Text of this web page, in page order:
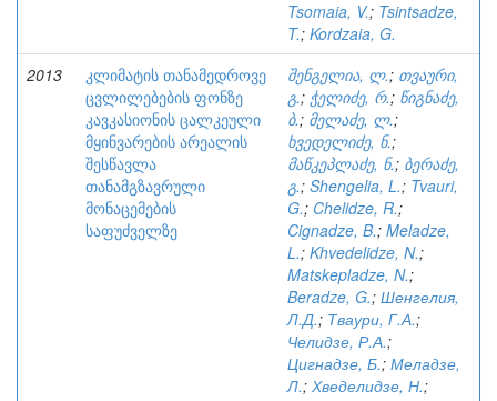
Tsomaia, V.; Tsintsadze,
T.; Kordzaia, G.
2013
კლიმატის თანამედროვე
ცვლილებების ფონზე
კავკასიონის ცალკეული
მყინვარების არეალის
შესწავლა
თანამგზავრული
მონაცემების
საფუძველზე
შენგელია, ლ.; თვაური,
გ.; ჭელიძე, რ.; წიგნაძე,
ბ.; მელაძე, ლ.;
ხვედელიძე, ნ.;
მაწკეპლაძე, ნ.; ბერაძე,
გ.; Shengelia, L.; Tvauri,
G.; Chelidze, R.;
Cignadze, B.; Meladze,
L.; Khvedelidze, N.;
Matskepladze, N.;
Beradze, G.; Шенгелия,
Л.Д.; Тваури, Г.А.;
Челидзе, Р.А.;
Цигнадзе, Б.; Меладзе,
Л.; Хведелидзе, Н.;